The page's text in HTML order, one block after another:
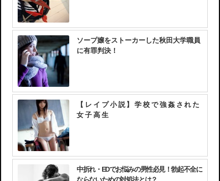
ソープ嬢をストーカーした秋田大学職員
に有罪判決！
【レイプ小説】学校で強姦された
女子高生
中折れ・EDでお悩みの男性必見！勃起不全に
ならないための対処法とは？